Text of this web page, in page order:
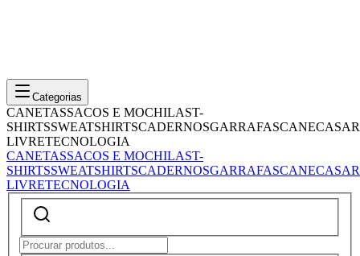
Categorias
CANETASSACOS E MOCHILAST-
SHIRTSSWEATSHIRTSCADERNOSGARRAFASCANECASAR
LIVRETECNOLOGIA
CANETASSACOS E MOCHILAST-
SHIRTSSWEATSHIRTSCADERNOSGARRAFASCANECASAR
LIVRETECNOLOGIA